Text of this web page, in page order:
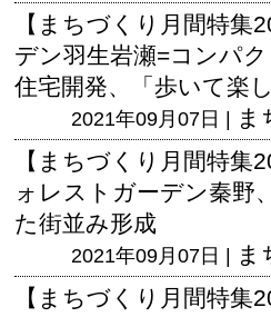
【まちづくり月間特集
デン羽生岩瀬=コンパ
住宅開発、「歩いて楽
2021年09月07日 | ま
【まちづくり月間特集
ォレストガーデン秦野
た街並み形成
2021年09月07日 | ま
【まちづくり月間特集